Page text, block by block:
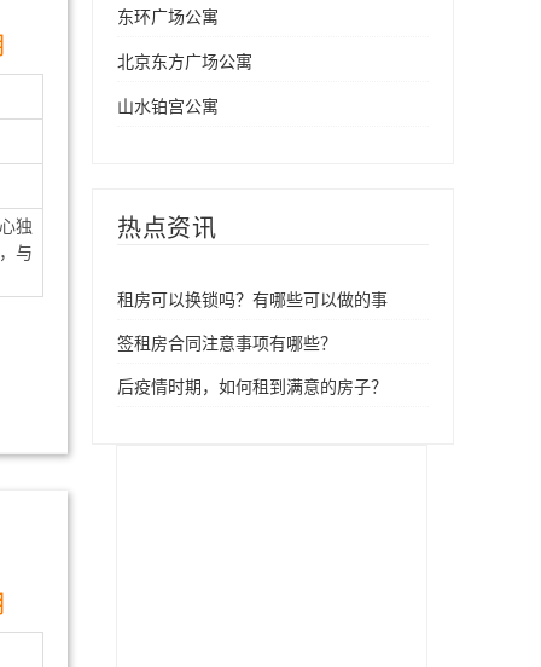
独
与
东环广场公寓
北京东方广场公寓
山水铂宫公寓
热点资讯
租房可以换锁吗？有哪些可以做的事
签租房合同注意事项有哪些？
后疫情时期，如何租到满意的房子？